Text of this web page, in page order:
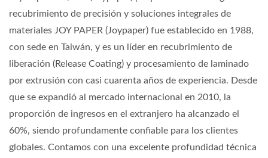
recubrimiento de precisión y soluciones integrales de
materiales JOY PAPER (Joypaper) fue establecido en 1988,
con sede en Taiwán, y es un líder en recubrimiento de
liberación (Release Coating) y procesamiento de laminado
por extrusión con casi cuarenta años de experiencia. Desde
que se expandió al mercado internacional en 2010, la
proporción de ingresos en el extranjero ha alcanzado el
60%, siendo profundamente confiable para los clientes
globales. Contamos con una excelente profundidad técnica